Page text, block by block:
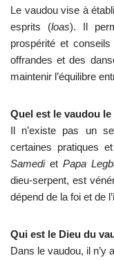
Le vaudou vise à
esprits (loas). Il
prospérité et
offrandes et des
maintenir l’équilibre
Quel est le vaudou
Il n’existe pas un
certaines pratiques
SamedietPapa
dieu-serpent, est
dépend de la foi et de
Qui est le Dieu du
Dans le vaudou, il n’y